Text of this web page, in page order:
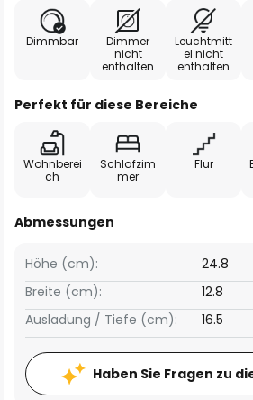
Dimmbar
Dimmer
nicht
enthalten
Leuchtmitt
el nicht
enthalten
Perfekt für diese Bereiche
Wohnberei
ch
Schlafzim
mer
Flur
Abmessungen
Breite (cm): 12.8
Höhe (cm): 24.8
Ausladung / Tiefe (cm): 16.5
Haben Sie Fragen zu